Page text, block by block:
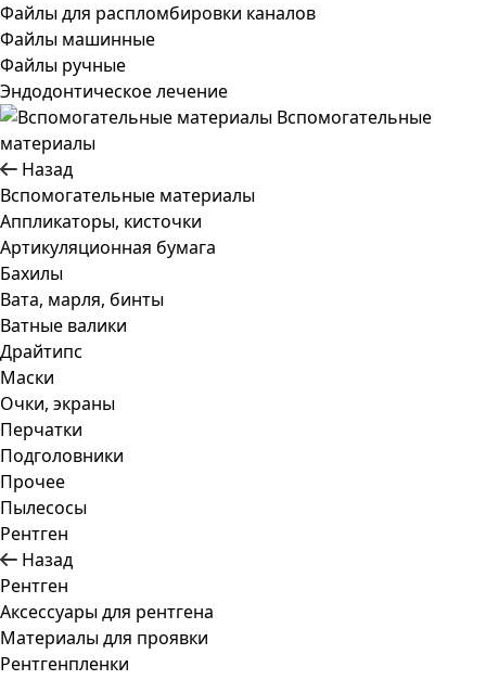
Файлы для распломбировки каналов
Файлы машинные
Файлы ручные
Эндодонтическое лечение
Вспомогательные
материалы
Назад
Вспомогательные материалы
Аппликаторы, кисточки
Артикуляционная бумага
Бахилы
Вата, марля, бинты
Ватные валики
Драйтипс
Маски
Очки, экраны
Перчатки
Подголовники
Прочее
Пылесосы
Рентген
Назад
Рентген
Аксессуары для рентгена
Материалы для проявки
Рентгенпленки